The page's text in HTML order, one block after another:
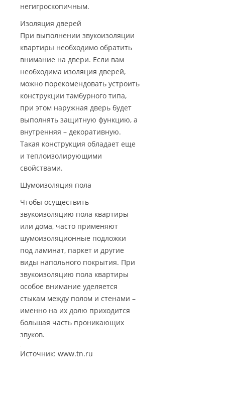
негигроскопичным.
Изоляция дверей
При выполнении звукоизоляции
квартиры необходимо обратить
внимание на двери. Если вам
необходима изоляция дверей,
можно порекомендовать устроить
конструкции тамбурного типа,
при этом наружная дверь будет
выполнять защитную функцию, а
внутренняя – декоративную.
Такая конструкция обладает еще
и теплоизолирующими
свойствами.
Шумоизоляция пола
Чтобы осуществить
звукоизоляцию пола квартиры
или дома, часто применяют
шумоизоляционные подложки
под ламинат, паркет и другие
виды напольного покрытия. При
звукоизоляцию пола квартиры
особое внимание уделяется
стыкам между полом и стенами –
именно на их долю приходится
большая часть проникающих
звуков.
Источник: www.tn.ru